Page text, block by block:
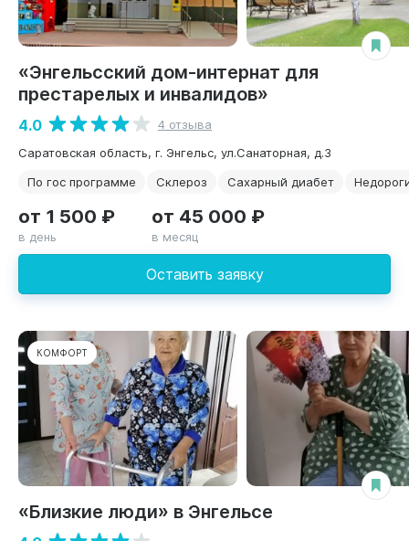
«Энгельсский дом-интернат для
престарелых и инвалидов»
4.0
4 отзыва
Саратовская область, г. Энгельс, ул.Санаторная, д.3
По гос программе
Склероз Сахарный диабет
Оставить заявку
от 1 500 ₽
в день
от 45 000 ₽
в месяц
КОМФОРТ
«Близкие люди» в Энгельсе